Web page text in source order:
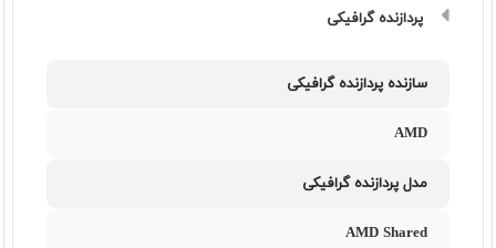
پردازنده گرافیکی
سازنده پردازنده گرافیکی
AMD
مدل پردازنده گرافیکی
AMD Shared